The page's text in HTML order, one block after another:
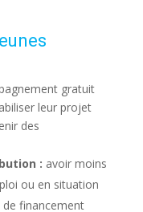
gratuit
leur projet
des
: avoir moins
ou en situation
financement